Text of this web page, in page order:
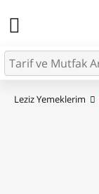
Leziz Yemeklerim